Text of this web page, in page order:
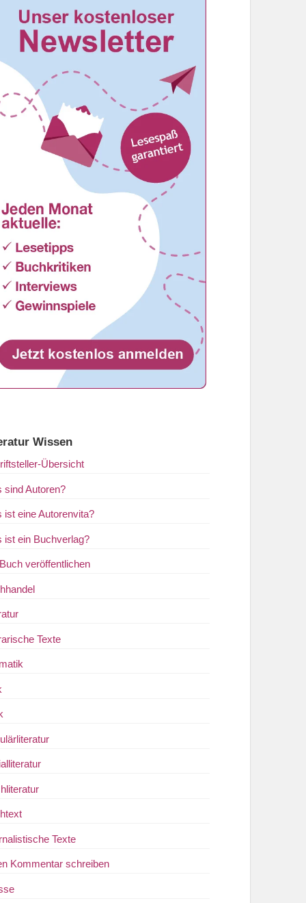
Wissen
Übersicht
sind Autoren?
ist eine Autorenvita?
ist ein Buchverlag?
veröffentlichen
Texte
Texte
Kommentar schreiben